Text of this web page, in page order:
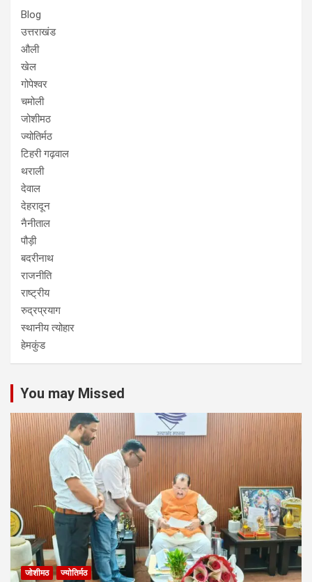
Blog
उत्तराखंड
औली
खेल
गोपेश्वर
चमोली
जोशीमठ
ज्योतिर्मठ
टिहरी गढ़वाल
थराली
देवाल
देहरादून
नैनीताल
पौड़ी
बदरीनाथ
राजनीति
राष्ट्रीय
रुद्रप्रयाग
स्थानीय त्योहार
हेमकुंड
You may Missed
जोशीमठ ज्योतिर्मठ